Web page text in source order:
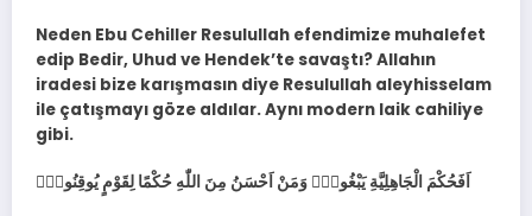
Neden Ebu Cehiller Resulullah efendimize muhalefet
edip Bedir, Uhud ve Hendek’te savaştı? Allahın
iradesi bize karışmasın diye Resulullah aleyhisselam
ile çatışmayı göze aldılar. Aynı modern laik cahiliye
gibi.